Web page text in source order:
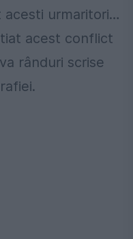
acesti urmaritori…
acest conflict
rânduri scrise